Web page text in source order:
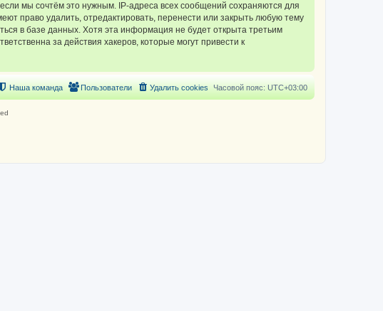
мы сочтём это нужным. IP-адреса всех сообщений сохраняются для
право удалить, отредактировать, перенести или закрыть любую тему
в базе данных. Хотя эта информация не будет открыта третьим
за действия хакеров, которые могут привести к
Часовой пояс: UTC+03:00
Удалить cookies
Пользователи
Наша команда